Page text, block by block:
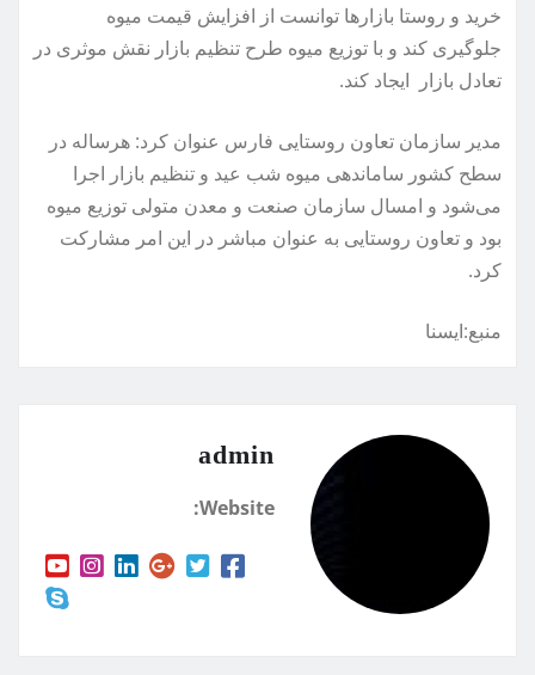
خرید و روستا بازارها توانست از افزایش قیمت میوه
جلوگیری کند و با توزیع میوه طرح تنظیم بازار نقش موثری در
تعادل بازار ایجاد کند.
مدیر سازمان تعاون روستایی فارس عنوان کرد: هرساله در
سطح کشور ساماندهی میوه شب عید و تنظیم بازار اجرا
می‌شود و امسال سازمان صنعت و معدن متولی توزیع میوه
بود و تعاون روستایی به عنوان مباشر در این امر مشارکت
کرد.
منبع:ایسنا
admin
Website: